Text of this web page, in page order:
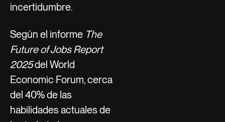
incertidumbre.
Según el informe The
Future of Jobs Report
2025del World
Economic Forum, cerca
del 40% de las
habilidades actuales de